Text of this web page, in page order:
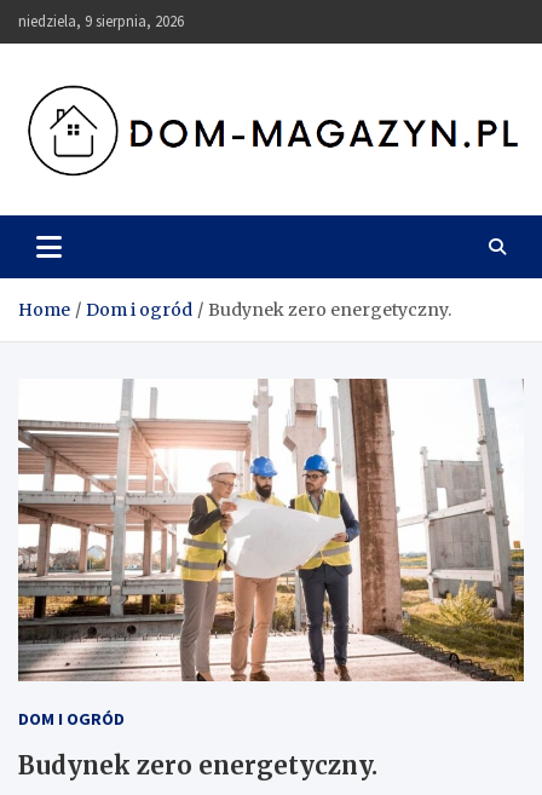
Skip
to
niedziela, 9 sierpnia, 2026
Dom-Magazyn.pl
Home Dom i ogród Budynek zero energetyczny.
DOM I OGRÓD
Budynek zero energetyczny.